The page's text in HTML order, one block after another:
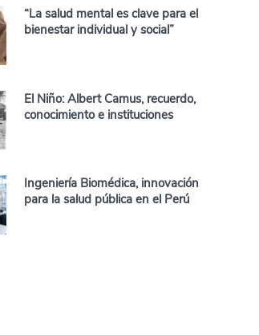
“La salud mental es clave para el
bienestar individual y social”
El Niño: Albert Camus, recuerdo,
conocimiento e instituciones
Ingeniería Biomédica, innovación
para la salud pública en el Perú